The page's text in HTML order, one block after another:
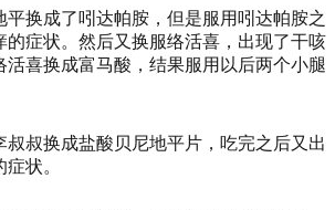
平换成了吲达帕胺，但是服用吲达帕胺之
的症状。然后又换服络活喜，出现了干咳
活喜换成富马酸，结果服用以后两个小腿
叔叔换成盐酸贝尼地平片，吃完之后又出
状。